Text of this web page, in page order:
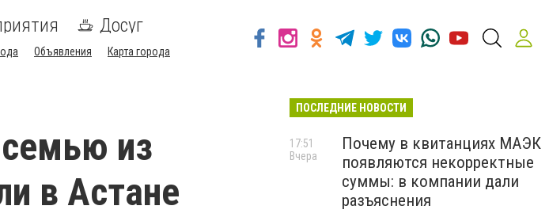
Досуг
Объявления Карта города
из
в Астане
ПОСЛЕДНИЕ НОВОСТИ
Почему в квитанциях МАЭК
появляются некорректные
суммы: в компании дали
разъяснения
17:51
Вчера